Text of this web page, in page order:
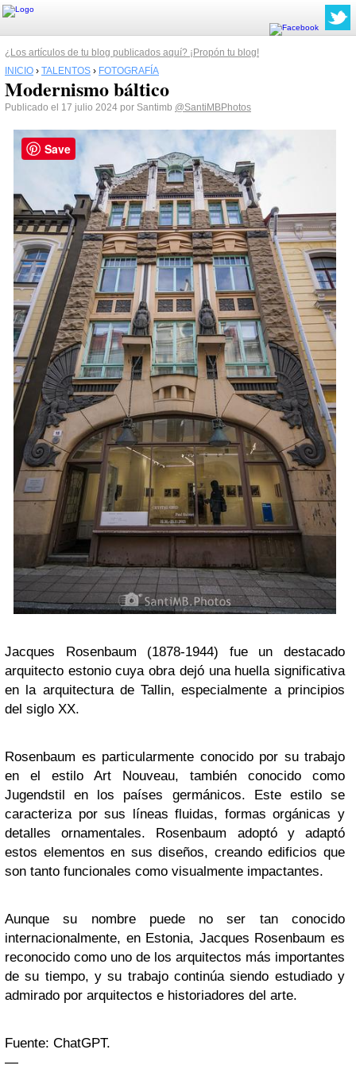
¿Los artículos de tu blog publicados aquí? ¡Propón tu blog!
INICIO › TALENTOS › FOTOGRAFÍA
Modernismo báltico
Publicado el 17 julio 2024 por Santimb @SantiMBPhotos
Jacques Rosenbaum (1878-1944) fue un destacado
arquitecto estonio cuya obra dejó una huella significativa
en la arquitectura de Tallin, especialmente a principios
del siglo XX.
Rosenbaum es particularmente conocido por su trabajo
en el estilo Art Nouveau, también conocido como
Jugendstil en los países germánicos. Este estilo se
caracteriza por sus líneas fluidas, formas orgánicas y
detalles ornamentales. Rosenbaum adoptó y adaptó
estos elementos en sus diseños, creando edificios que
son tanto funcionales como visualmente impactantes.
Aunque su nombre puede no ser tan conocido
internacionalmente, en Estonia, Jacques Rosenbaum es
reconocido como uno de los arquitectos más importantes
de su tiempo, y su trabajo continúa siendo estudiado y
admirado por arquitectos e historiadores del arte.
Fuente: ChatGPT.
—
Save